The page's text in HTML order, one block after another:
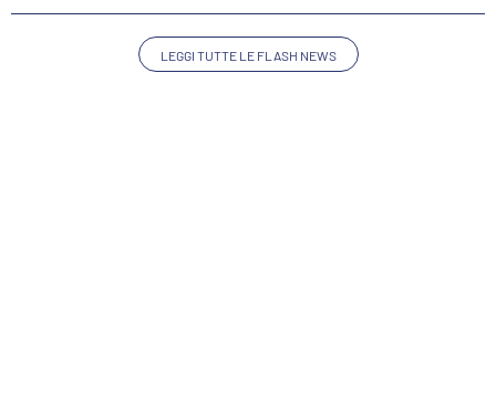
INFORMAZIONI ACCREDITI
ORGANIGRAMMA
FLASH NEWSLEGGI TUTTE LE FLASH NEWS